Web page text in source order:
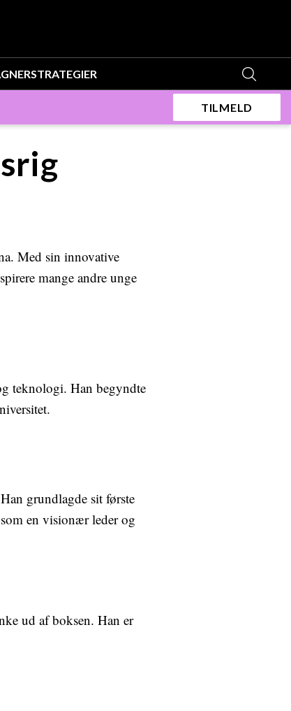
STRATEGIER
TILMELD
Med sin innovative
mange andre unge
teknologi. Han begyndte
grundlagde sit første
en visionær leder og
ud af boksen. Han er